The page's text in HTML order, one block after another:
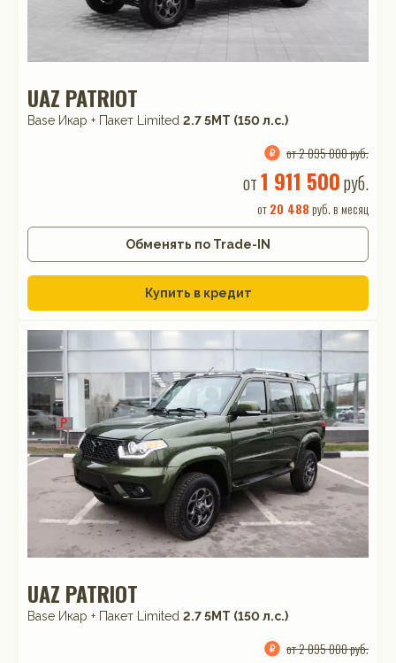
UAZ PATRIOT
Base Икар + Пакет Limited 2.7 5МТ (150 л.с.)
от 2 095 000 руб.
от1 911 500руб.
от20 488 руб. в месяц
Обменять по Trade-IN
Купить в кредит
UAZ PATRIOT
Base Икар + Пакет Limited 2.7 5МТ (150 л.с.)
от 2 095 000 руб.